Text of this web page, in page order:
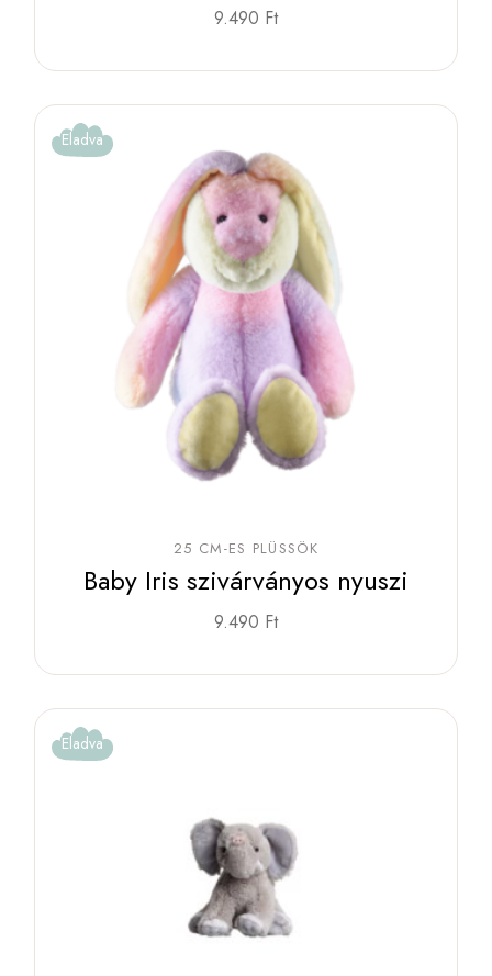
9.490 Ft
Eladva
25 CM-ES PLÜSSÖK
Baby Iris szivárványos nyuszi
9.490 Ft
Eladva